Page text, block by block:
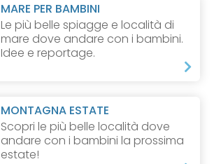
MARE PER BAMBINI
Le più belle spiagge e località di
mare dove andare con i bambini.
Idee e reportage.
MONTAGNA ESTATE
Scopri le più belle località dove
andare con i bambini la prossima
estate!